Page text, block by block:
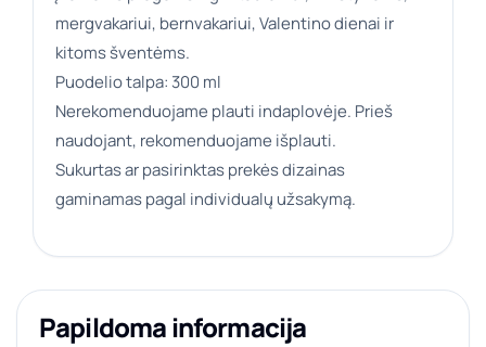
mergvakariui, bernvakariui, Valentino dienai ir
kitoms šventėms.
Puodelio talpa: 300 ml
Nerekomenduojame plauti indaplovėje. Prieš
naudojant, rekomenduojame išplauti.
Sukurtas ar pasirinktas prekės dizainas
gaminamas pagal individualų užsakymą.
Papildoma informacija